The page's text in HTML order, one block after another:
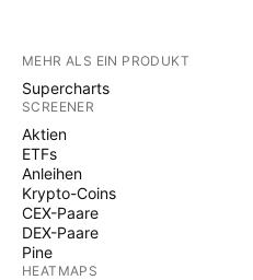
MEHR ALS EIN PRODUKT
Supercharts
SCREENER
Aktien
ETFs
Anleihen
Krypto-Coins
CEX-Paare
DEX-Paare
Pine
HEATMAPS